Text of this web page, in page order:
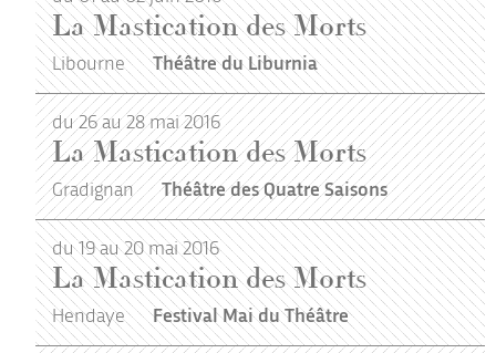
La Mastication des Morts
Libourne Théâtre du Liburnia
du 26 au 28 mai 2016
La Mastication des Morts
Gradignan Théâtre des Quatre Saisons
du 19 au 20 mai 2016
La Mastication des Morts
Hendaye Festival Mai du Théâtre